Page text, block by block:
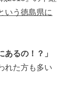
いう徳島県に
あるの！？」
れた方も多い